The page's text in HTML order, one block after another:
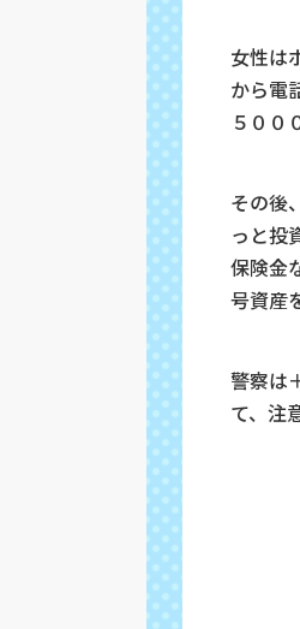
女性は
から電
５００
その後
っと投
保険金
号資産
警察は
て、注